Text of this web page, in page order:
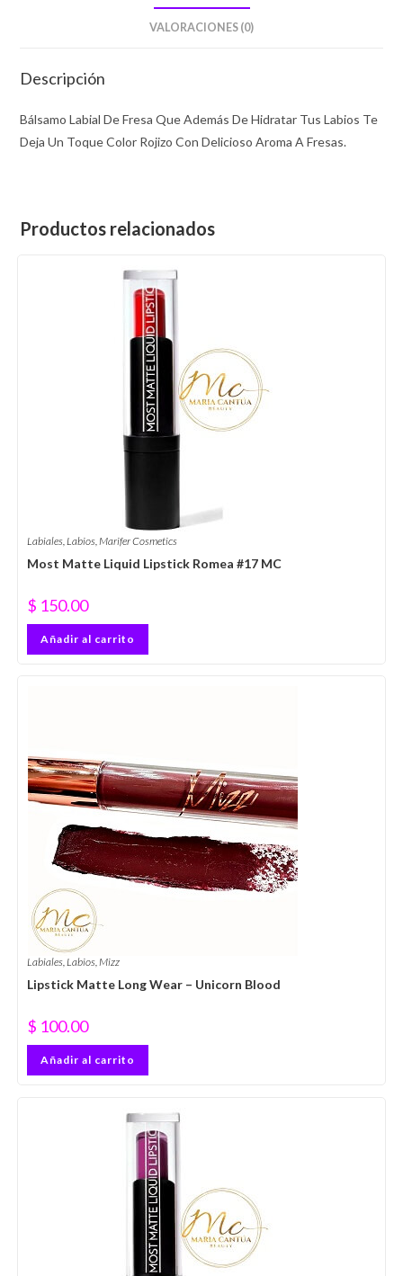
VALORACIONES (0)
Descripción
Bálsamo Labial De Fresa Que Además De Hidratar Tus Labios Te
Deja Un Toque Color Rojizo Con Delicioso Aroma A Fresas.
Productos relacionados
Labiales, Labios, Marifer Cosmetics
Most Matte Liquid Lipstick Romea #17 MC
$ 150.00
Añadir al carrito
Labiales,Labios,Mizz
Lipstick Matte Long Wear – Unicorn Blood
$ 100.00
Añadir al carrito